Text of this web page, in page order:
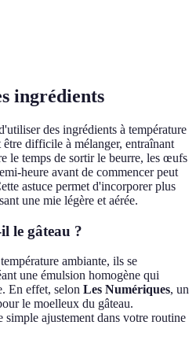
ingrédients
des ingrédients à température
difficile à mélanger, entraînant
le temps de sortir le beurre, les œufs
heure avant de commencer peut
astuce permet d'incorporer plus
une mie légère et aérée.
le gâteau ?
ambiante, ils se
une émulsion homogène qui
En effet, selon Les Numériques, un
le moelleux du gâteau.
simple ajustement dans votre routine